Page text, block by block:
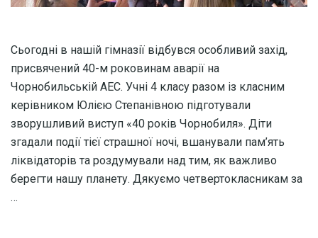
Сьогодні в нашій гімназії відбувся особливий захід,
присвячений 40-м роковинам аварії на
Чорнобильській АЕС. Учні 4 класу разом із класним
керівником Юлією Степанівною підготували
зворушливий виступ «40 років Чорнобиля». Діти
згадали події тієї страшної ночі, вшанували пам’ять
ліквідаторів та роздумували над тим, як важливо
берегти нашу планету. Дякуємо четвертокласникам за
…